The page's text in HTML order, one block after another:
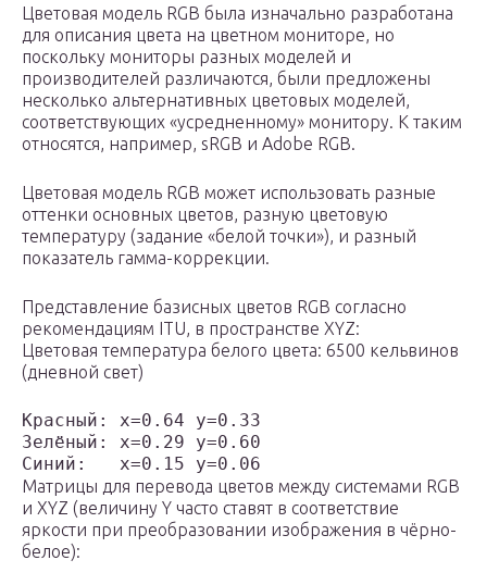
Цветовая модель RGB была изначально разработана
для описания цвета на цветном мониторе, но
поскольку мониторы разных моделей и
производителей различаются, были предложены
несколько альтернативных цветовых моделей,
соответствующих «усредненному» монитору. К таким
относятся, например, sRGB и Adobe RGB.
Цветовая модель RGB может использовать разные
оттенки основных цветов, разную цветовую
температуру (задание «белой точки»), и разный
показатель гамма-коррекции.
Представление базисных цветов RGB согласно
рекомендациям ITU, в пространстве XYZ:
Цветовая температура белого цвета: 6500 кельвинов
(дневной свет)
Красный: x=0.64 y=0.33
Зелёный: x=0.29 y=0.60
Матрицы для перевода цветов между системами RGB
и XYZ (величину Y часто ставят в соответствие
яркости при преобразовании изображения в чёрно-
белое):